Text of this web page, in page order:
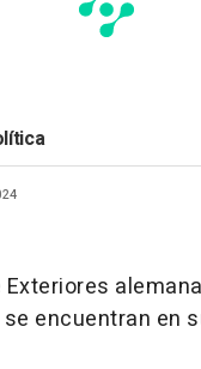
encuentran en